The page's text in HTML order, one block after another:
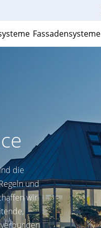
Fassadensysteme
die
und
wir